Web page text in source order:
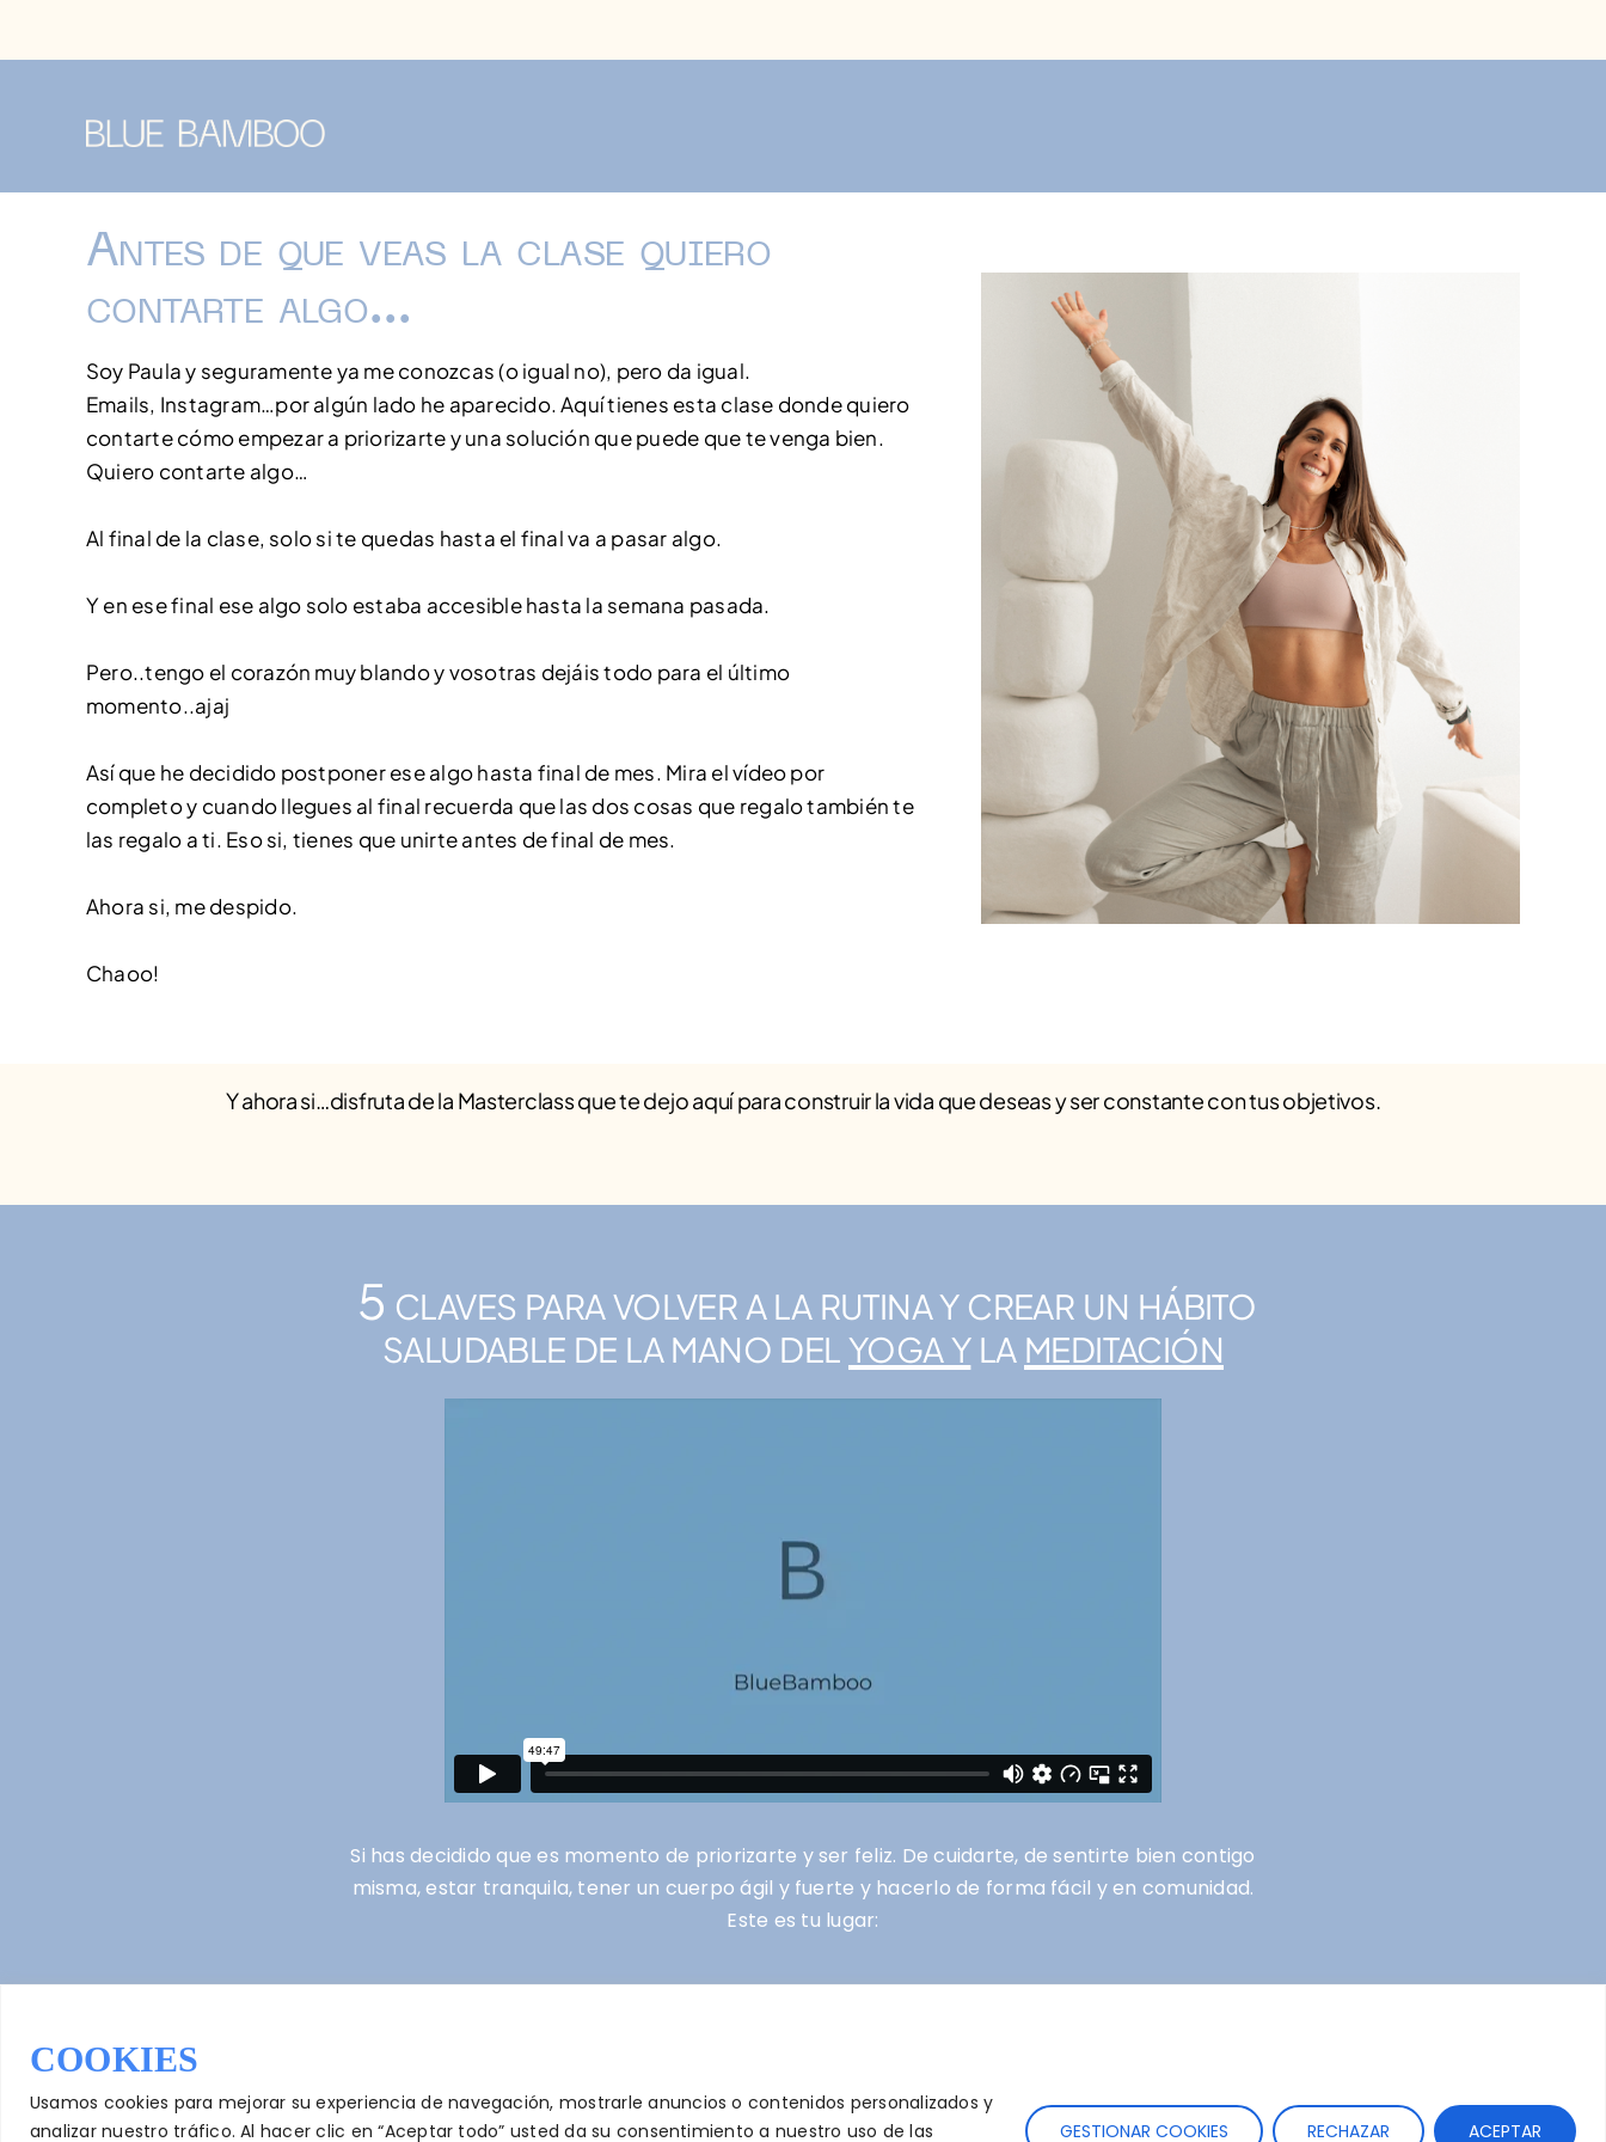
COOKIES
Usamos cookies para mejorar su experiencia de navegación, mostrarle anuncios o contenidos personalizados y
analizar nuestro tráfico. Al hacer clic en “Aceptar todo” usted da su consentimiento a nuestro uso de las
GESTIONAR COOKIES RECHAZAR ACEPTAR
Antes de que veas la clase quiero
contarte algo…
Soy Paula y seguramente ya me conozcas (o igual no), pero da igual.
Emails, Instagram…por algún lado he aparecido. Aquí tienes esta clase donde quiero
contarte cómo empezar a priorizarte y una solución que puede que te venga bien.
Quiero contarte algo…
Al final de la clase, solo si te quedas hasta el final va a pasar algo.
Y en ese final ese algo solo estaba accesible hasta la semana pasada.
Pero..tengo el corazón muy blando y vosotras dejáis todo para el último
momento..ajaj
Así que he decidido postponer ese algo hasta final de mes. Mira el vídeo por
completo y cuando llegues al final recuerda que las dos cosas que regalo también te
las regalo a ti. Eso si, tienes que unirte antes de final de mes.
Ahora si, me despido.
Chaoo!
Y ahora si…disfruta de la Masterclass que te dejo aquí para construir la vida que deseas y ser constante con tus objetivos.
5 claves para volver a la rutina y crear un hábito
saludable de la mano del yoga ylameditación
Si has decidido que es momento de priorizarte y ser feliz. De cuidarte, de sentirte bien contigo
misma, estar tranquila, tener un cuerpo ágil y fuerte y hacerlo de forma fácil y en comunidad.
Este es tu lugar: